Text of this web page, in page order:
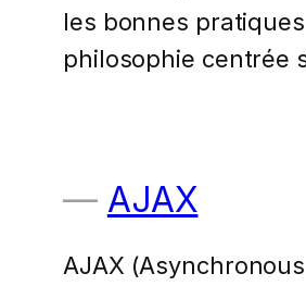
les bonnes
philosophie centrée
AJAX
AJAX